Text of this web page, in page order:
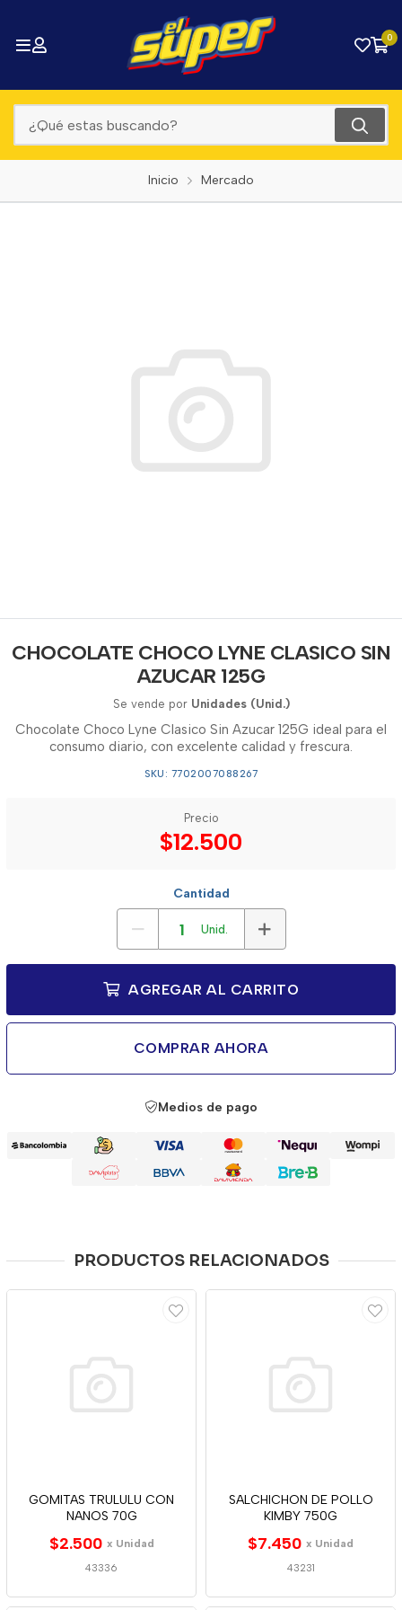
0
Inicio Mercado
CHOCOLATE CHOCO LYNE CLASICO SIN
AZUCAR 125G
Se vende por Unidades (Unid.)
Chocolate Choco Lyne Clasico Sin Azucar 125G ideal para el
consumo diario, con excelente calidad y frescura.
SKU: 7702007088267
Precio
$12.500
Cantidad
Unid.
AGREGAR AL CARRITO
COMPRAR AHORA
Medios de pago
PRODUCTOS RELACIONADOS
GOMITAS TRULULU CON
NANOS 70G
$2.500 x Unidad
43336
SALCHICHON DE POLLO
KIMBY 750G
$7.450 x Unidad
43231